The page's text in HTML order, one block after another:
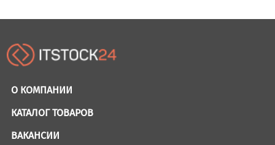
О КОМПАНИИ
КАТАЛОГ ТОВАРОВ
ВАКАНСИИ